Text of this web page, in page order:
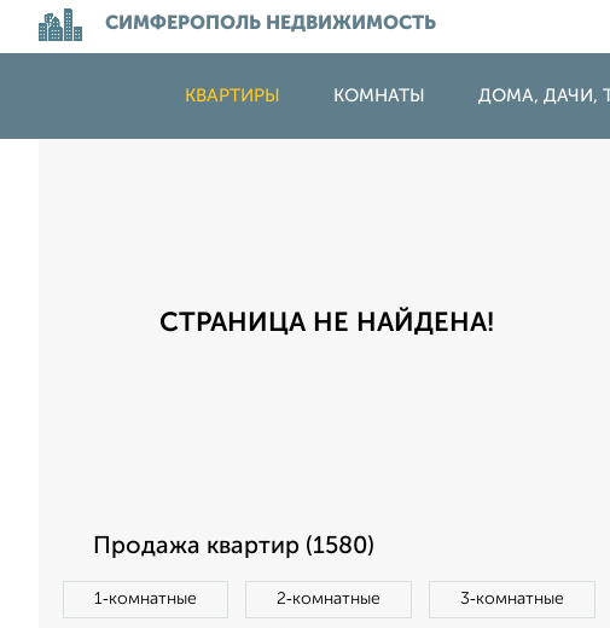
СИМФЕРОПОЛЬ НЕДВИЖИМОСТЬ
КВАРТИРЫ КОМНАТЫ ДОМА, ДАЧИ,
СТРАНИЦА НЕ НАЙДЕНА!
Продажа квартир (1580)
1‑комнатные 2‑комнатные 3‑комнатные